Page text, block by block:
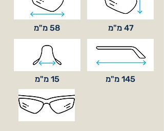
58 מ"מ 47 מ"מ
15 מ"מ 145 מ"מ